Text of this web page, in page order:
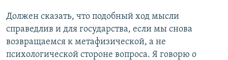
Должен сказать, что подобный ход мысли
справедлив и для государства, если мы снова
возвращаемся к метафизической, а не
психологической стороне вопроса. Я говорю о